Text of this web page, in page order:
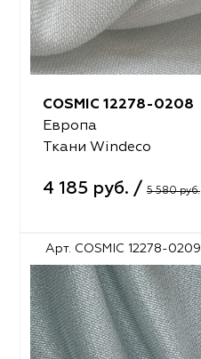
COSMIC 12278-0208
Европа
Ткани Windeco
4 185 руб. / 5 580 руб.
Арт. COSMIC 12278-0209